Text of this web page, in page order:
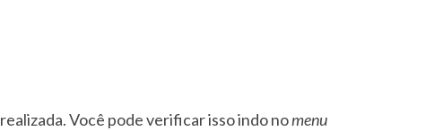
realizada. Você pode verificar isso indo nomenu